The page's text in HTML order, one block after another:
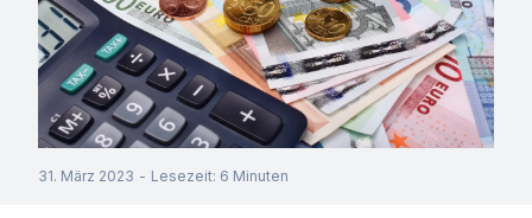
31. März 2023 - Lesezeit: 6 Minuten